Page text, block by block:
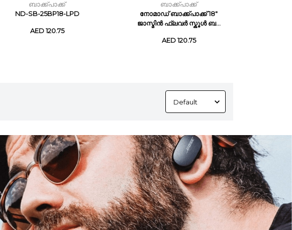
ബാക്ക്പാക്ക്
ND-SB-25BP18-LPD
AED 120.75
ബാക്ക്പാക്ക്
നോമാഡ് ബാക്ക്പാക്ക് 18"
ജാസ്മിൻ ഫ്ലവർ സ്കൂൾ ബ...
AED 120.75